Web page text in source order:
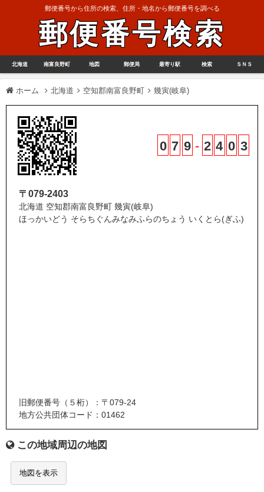
郵便番号から住所の検索、住所・地名から郵便番号を調べる
郵便番号検索
北海道 南富良野町 地図 郵便局 最寄り駅 検索 ＳＮＳ
ホーム 北海道 空知郡南富良野町 幾寅(岐阜)
0 7 9 - 2 4 0 3
〒079-2403
北海道 空知郡南富良野町 幾寅(岐阜)
ほっかいどう そらちぐんみなみふらのちょう いくとら(ぎふ)
旧郵便番号（５桁）：〒079-24
地方公共団体コード：01462
この地域周辺の地図
地図を表示